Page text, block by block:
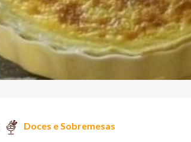
Doces e Sobremesas